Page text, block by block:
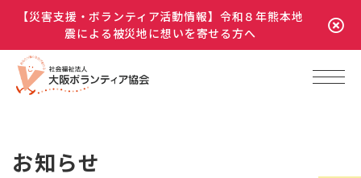
【災害支援・ボランティア活動情報】令和８年熊本地
震による被災地に想いを寄せる方へ
お知らせ